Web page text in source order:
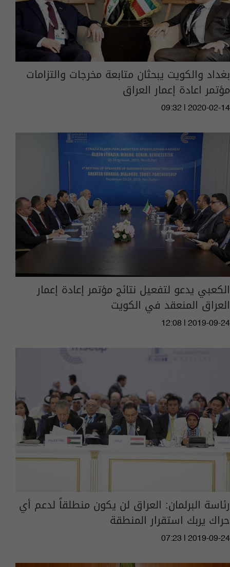
بغداد والكويت يبحثان متابعة مخرجات والتزامات
مؤتمر اعادة إعمار العراق
09:32 | 2020-02-14
الكعبي يدعو لتفعيل نتائج مؤتمر إعادة إعمار
العراق المنعقد في الكويت
12:08 | 2019-09-24
رئاسة البرلمان: العراق لن يكون منطلقاً لدعم أي
حراك يربك استقرار المنطقة
07:23 | 2019-09-24